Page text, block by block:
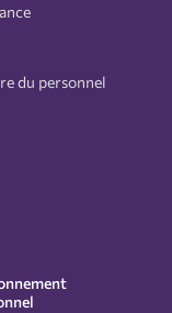
du personnel